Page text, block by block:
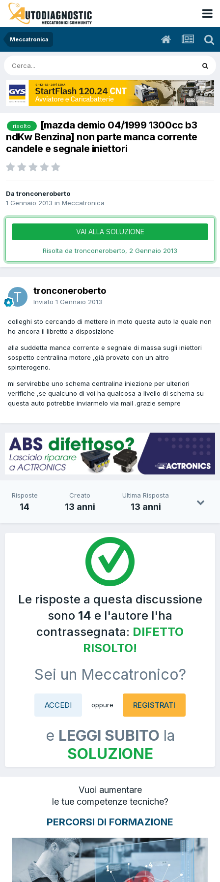
Meccatronica
risolto
[mazda demio 04/1999 1300cc b3
ndKw Benzina] non parte manca corrente
candele e segnale iniettori
Da tronconeroberto
1 Gennaio 2013 in Meccatronica
VAI ALLA SOLUZIONE
Risolta da tronconeroberto, 2 Gennaio 2013
tronconeroberto
Inviato 1 Gennaio 2013
colleghi sto cercando di mettere in moto questa auto la quale non
ho ancora il libretto a disposizione
alla suddetta manca corrente e segnale di massa sugli iniettori
sospetto centralina motore ,già provato con un altro
spinterogeno.
mi servirebbe uno schema centralina iniezione per ulteriori
verifiche ,se qualcuno di voi ha qualcosa a livello di schema su
questa auto potrebbe inviarmelo via mail .grazie sempre
Risposte
14
Creato
13 anni
Ultima Risposta
13 anni
Le risposte a questa discussione
sono 14 e l'autore l'ha
contrassegnata: DIFETTO
RISOLTO!
Sei un Meccatronico?
ACCEDI oppure REGISTRATI
e LEGGI SUBITO la
SOLUZIONE
Vuoi aumentare
le tue competenze tecniche?
PERCORSI DI FORMAZIONE